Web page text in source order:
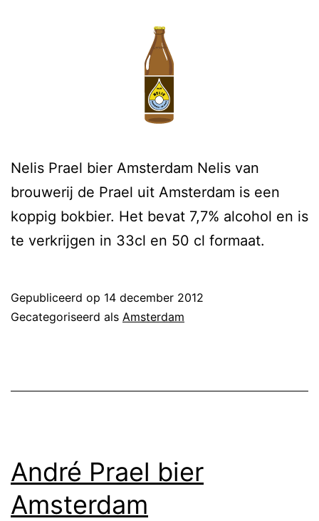
Nelis Prael bier Amsterdam Nelis van
brouwerij de Prael uit Amsterdam is een
koppig bokbier. Het bevat 7,7% alcohol en is
te verkrijgen in 33cl en 50 cl formaat.
Gepubliceerd op 14 december 2012
Gecategoriseerd als Amsterdam
André Prael bier
Amsterdam